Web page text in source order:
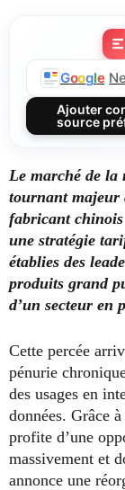
Google
Ajouter
source
Le marché de la
tournant majeur
fabricant
une stratégie
établies des
produits grand
d’un secteur en
Cette percée
pénurie
des usages en
données. Grâce
profite d’une
massivement et
annonce une